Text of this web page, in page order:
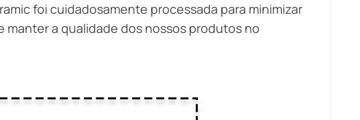
foi cuidadosamente processada para minimizar
a qualidade dos nossos produtos no